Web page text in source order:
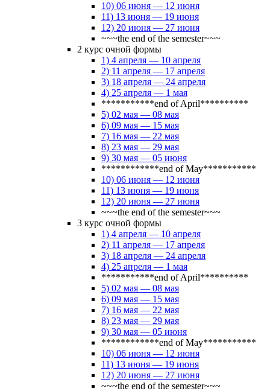
10) 06 июня — 12 июня
11) 13 июня — 19 июня
12) 20 июня — 27 июня
~~~the end of the semester~~~
2 курс очной формы
1) 4 апреля — 10 апреля
2) 11 апреля — 17 апреля
3) 18 апреля — 24 апреля
4) 25 апреля — 1 мая
***********end of April**********
5) 02 мая — 08 мая
6) 09 мая — 15 мая
7) 16 мая — 22 мая
8) 23 мая — 29 мая
9) 30 мая — 05 июня
************end of May***********
10) 06 июня — 12 июня
11) 13 июня — 19 июня
12) 20 июня — 27 июня
~~~the end of the semester~~~
3 курс очной формы
1) 4 апреля — 10 апреля
2) 11 апреля — 17 апреля
3) 18 апреля — 24 апреля
4) 25 апреля — 1 мая
***********end of April**********
5) 02 мая — 08 мая
6) 09 мая — 15 мая
7) 16 мая — 22 мая
8) 23 мая — 29 мая
9) 30 мая — 05 июня
************end of May***********
10) 06 июня — 12 июня
11) 13 июня — 19 июня
12) 20 июня — 27 июня
~~~the end of the semester~~~